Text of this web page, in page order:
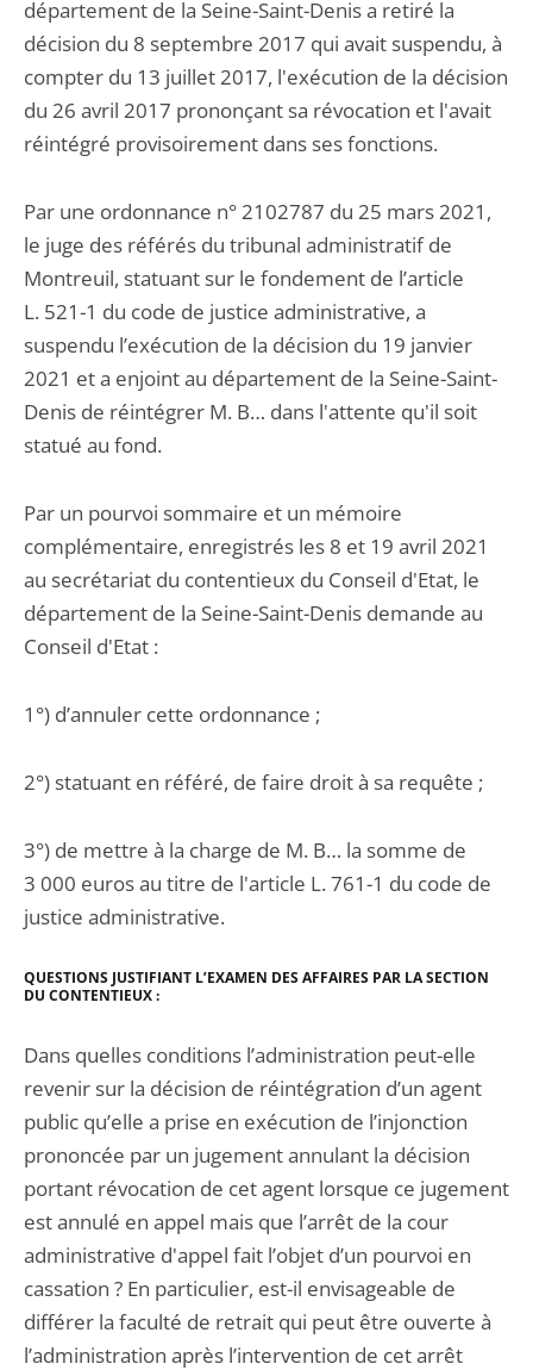
département de la Seine-Saint-Denis a retiré la
décision du 8 septembre 2017 qui avait suspendu, à
compter du 13 juillet 2017, l'exécution de la décision
du 26 avril 2017 prononçant sa révocation et l'avait
réintégré provisoirement dans ses fonctions.
Par une ordonnance n° 2102787 du 25 mars 2021,
le juge des référés du tribunal administratif de
Montreuil, statuant sur le fondement de l’article
L. 521-1 du code de justice administrative, a
suspendu l’exécution de la décision du 19 janvier
2021 et a enjoint au département de la Seine-Saint-
Denis de réintégrer M. B… dans l'attente qu'il soit
statué au fond.
Par un pourvoi sommaire et un mémoire
complémentaire, enregistrés les 8 et 19 avril 2021
au secrétariat du contentieux du Conseil d'Etat, le
département de la Seine-Saint-Denis demande au
Conseil d'Etat :
1°) d’annuler cette ordonnance ;
2°) statuant en référé, de faire droit à sa requête ;
3°) de mettre à la charge de M. B… la somme de
3 000 euros au titre de l'article L. 761-1 du code de
justice administrative.
QUESTIONS JUSTIFIANT L’EXAMEN DES AFFAIRES PAR LA SECTION
DU CONTENTIEUX :
Dans quelles conditions l’administration peut-elle
revenir sur la décision de réintégration d’un agent
public qu’elle a prise en exécution de l’injonction
prononcée par un jugement annulant la décision
portant révocation de cet agent lorsque ce jugement
est annulé en appel mais que l’arrêt de la cour
administrative d'appel fait l’objet d’un pourvoi en
cassation ? En particulier, est-il envisageable de
différer la faculté de retrait qui peut être ouverte à
l’administration après l’intervention de cet arrêt